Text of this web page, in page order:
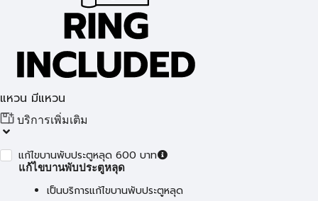
แหวน มีแหวน
บริการเพิ่มเติม
แก้ไขบานพับประตูหลุด 600 บาท
แก้ไขบานพับประตูหลุด
เป็นบริการแก้ไขบานพับประตูหลุด